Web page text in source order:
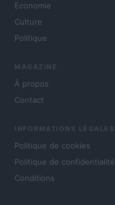
Economie
Culture
Politique
MAGAZINE
À propos
Contact
INFORMATIONS LÉGALES
Politique de cookies
Politique de confidentialité
Conditions